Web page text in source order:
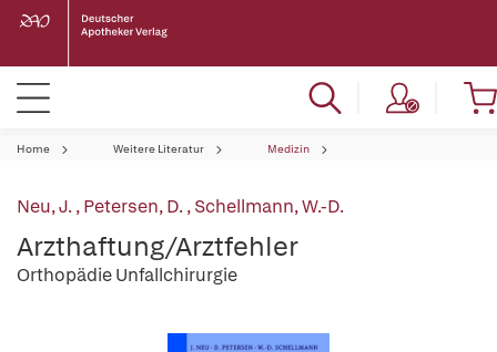
Home Weitere Literatur Medizin
Neu, J.,Petersen, D.,Schellmann, W.-D.
Arzthaftung/Arztfehler
Orthopädie Unfallchirurgie